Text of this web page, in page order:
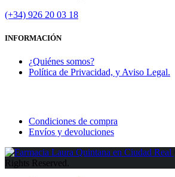
(+34) 926 20 03 18
INFORMACIÓN
¿Quiénes somos?
Política de Privacidad, y Aviso Legal.
Condiciones de compra
Envíos y devoluciones
Rights Reserved.